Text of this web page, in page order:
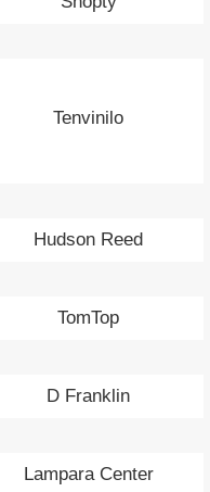
Tenvinilo
Hudson Reed
TomTop
D Franklin
Lampara Center